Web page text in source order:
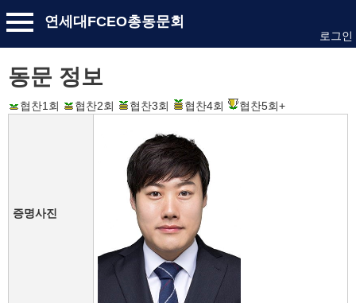
연세대FCEO총동문회
로그인
동문 정보
협찬1회 협찬2회 협찬3회 협찬4회 협찬5회+
증명사진